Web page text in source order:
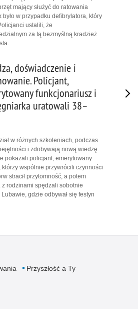
mający służyć do ratowania
było w przypadku defibrylatora, który
ustalili, że
za tą bezmyślną kradzież
doświadczenie i
Policjant,
funkcjonariusz i
uratowali 38–
w różnych szkoleniach, podczas
i zdobywają nową wiedzę.
pokazali policjant, emerytowany
wspólnie przywrócili czynności
stracił przytomność, a potem
rodzinami spędzali sobotnie
gdzie odbywał się festyn
Przyszłość a Ty